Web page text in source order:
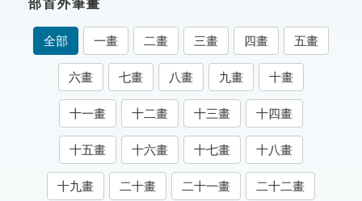
索引選單
知識索引
單字索引
生命大百科索引
遊戲專區
部首外筆畫
全部 一畫 二畫 三畫 四畫 五畫
六畫 七畫 八畫 九畫 十畫
十一畫 十二畫 十三畫 十四畫
十五畫 十六畫 十七畫 十八畫
十九畫 二十畫 二十一畫 二十二畫